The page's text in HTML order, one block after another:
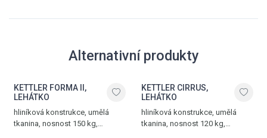
Alternativní produkty
KETTLER FORMA II,
LEHÁTKO
hliníková konstrukce, umělá
tkanina, nosnost 150 kg,
KETTLER CIRRUS,
LEHÁTKO
hliníková konstrukce, umělá
tkanina, nosnost 120 kg,